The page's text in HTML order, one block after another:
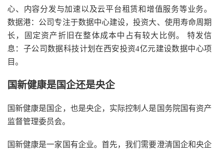
心、内容分发与加速以及云平台租赁和增值服务等业务。
数据港：公司专注于数据中心建设，投资大、使用寿命周期
长，固定资产折旧在整体成本中占有较大比例。 特发信
息：子公司数据科技计划在西安投资4亿元建设数据中心项
目。
国新健康是国企还是央企
国新健康是国企，也是央企，实际控制人是国务院国有资产
监督管理委员会。
国新健康是一家国有企业。首先，我们需要澄清国企和央企